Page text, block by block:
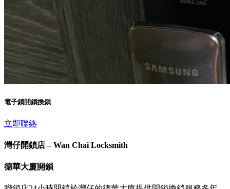
電子鎖開鎖換鎖
立即聯絡
灣仔開鎖店 – Wan Chai Locksmith
德華大廈開鎖